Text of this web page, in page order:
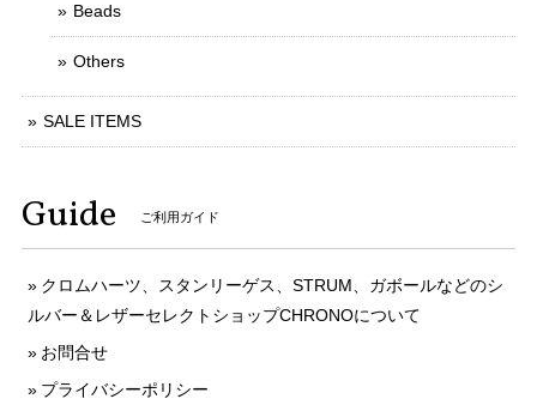
Beads
Others
SALE ITEMS
Guide ご利用ガイド
クロムハーツ、スタンリーゲス、STRUM、ガボールなどのシ
ルバー＆レザーセレクトショップCHRONOについて
お問合せ
プライバシーポリシー